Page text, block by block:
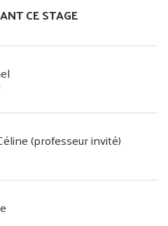
CE STAGE
(professeur invité)